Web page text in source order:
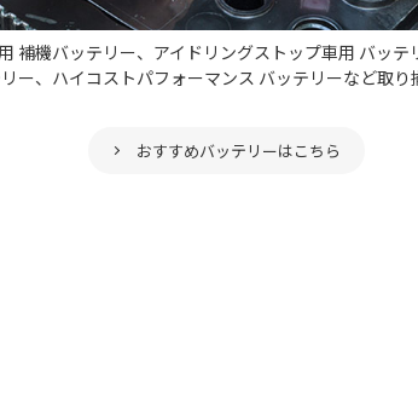
補機バッテリー、アイドリングストップ車用 バッテ
ー、ハイコストパフォーマンス バッテリーなど取り
おすすめバッテリーはこちら